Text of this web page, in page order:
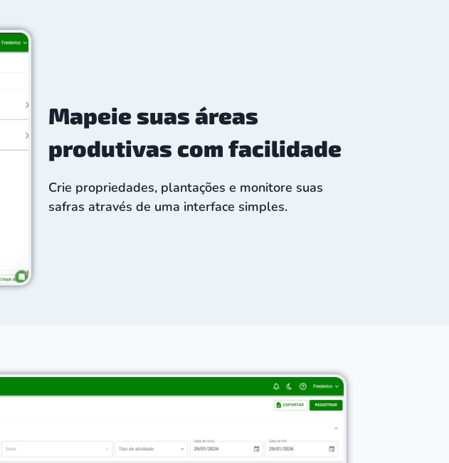
Mapeie suas áreas
produtivas com facilidade
Crie propriedades, plantações e monitore suas
safras através de uma interface simples.